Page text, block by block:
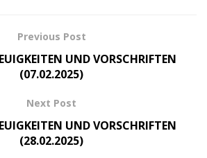
Previous Post
UND VORSCHRIFTEN
(07.02.2025)
Next Post
UND VORSCHRIFTEN
(28.02.2025)